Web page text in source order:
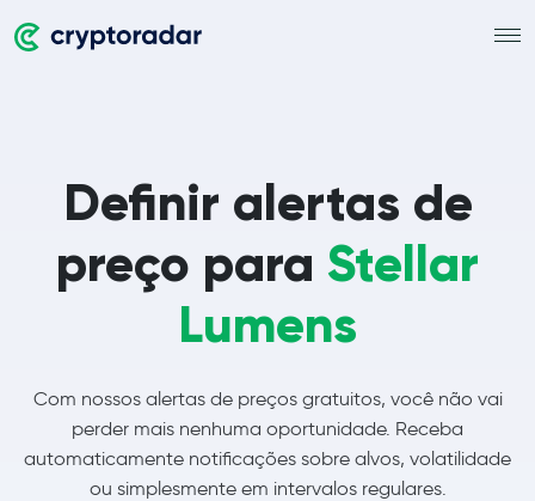
Definir alertas de
preço para Stellar
Lumens
Com nossos alertas de preços gratuitos, você não vai
perder mais nenhuma oportunidade. Receba
automaticamente notificações sobre alvos, volatilidade
ou simplesmente em intervalos regulares.